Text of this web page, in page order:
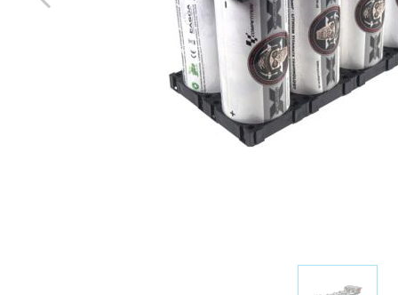
Deaf Bonce Machete 20mm2 OFC (Svart)